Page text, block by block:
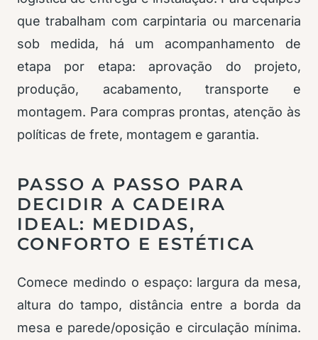
que trabalham com carpintaria ou marcenaria
sob medida, há um acompanhamento de
etapa por etapa: aprovação do projeto,
produção, acabamento, transporte e
montagem. Para compras prontas, atenção às
políticas de frete, montagem e garantia.
PASSO A PASSO PARA
DECIDIR A CADEIRA
IDEAL: MEDIDAS,
CONFORTO E ESTÉTICA
Comece medindo o espaço: largura da mesa,
altura do tampo, distância entre a borda da
mesa e parede/oposição e circulação mínima.